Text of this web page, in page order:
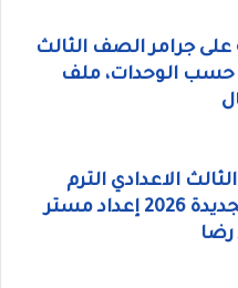
جرامر الصف الثالث
حسب الوحدات، ملف
الاعدادي الترم
الاول مطابق للمواصفات الجديدة 2026 إعداد مستر